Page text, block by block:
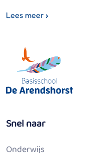
Lees meer
Snel naar
Onderwijs